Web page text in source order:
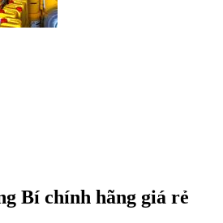
Bí chính hãng giá rẻ